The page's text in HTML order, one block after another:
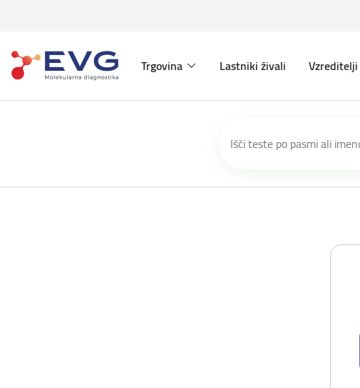
Trgovina Lastniki živali Vzreditelji